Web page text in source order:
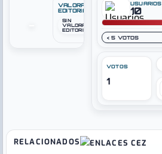
VALORACIÓN
EDITORIAL
SIN
VALORACIÓN
EDITORIAL
USUARIOS
10
< 5 VOTOS
VOTOS
1
RELACIONADOS